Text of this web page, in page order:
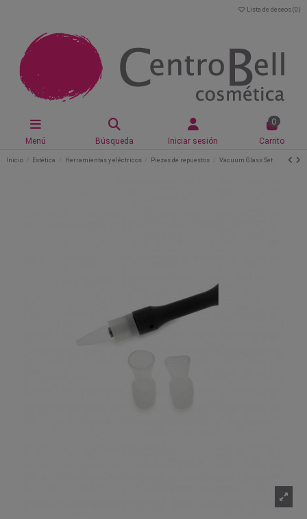
Lista de deseos (0 )
Menú Búsqueda Iniciar sesión
0
Carrito
Inicio Estética Herramientas y eléctricos Piezas de repuestos Vacuum Glass Set